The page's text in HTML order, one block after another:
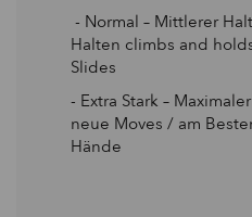
- Normal – Mittlerer
Halten climbs and
Slides
- Extra Stark –
neue Moves / am
Hände